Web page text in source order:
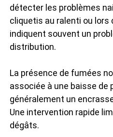
détecter les problèmes
cliquetis au ralenti ou lors
indiquent souvent un
distribution.
La présence de fumées
associée à une baisse de
généralement un
Une intervention rapide
dégâts.